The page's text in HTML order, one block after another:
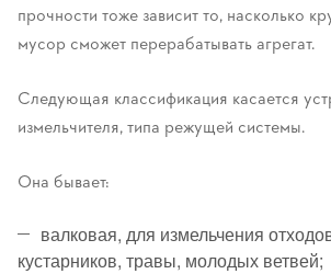
прочности тоже зависит то, насколько
мусор сможет перерабатывать агрегат.
Следующая классификация касается
измельчителя, типа режущей системы.
Она бывает:
валковая, для измельчения
кустарников, травы, молодых ветвей;